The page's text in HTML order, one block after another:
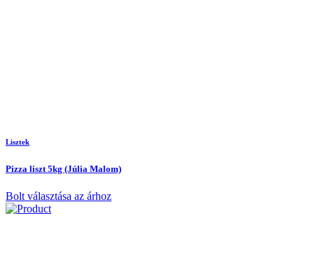
Lisztek
Pizza liszt 5kg (Júlia Malom)
Bolt választása az árhoz